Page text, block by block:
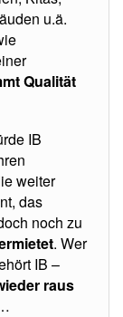
u.ä.
Qualität
IB
weiter
das
noch zu
. Wer
IB –
raus